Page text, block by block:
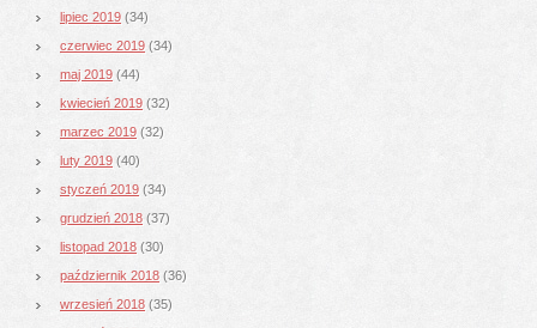
lipiec 2019 (34)
czerwiec 2019 (34)
maj 2019 (44)
kwiecień 2019 (32)
marzec 2019 (32)
luty 2019 (40)
styczeń 2019 (34)
grudzień 2018 (37)
listopad 2018 (30)
październik 2018 (36)
wrzesień 2018 (35)